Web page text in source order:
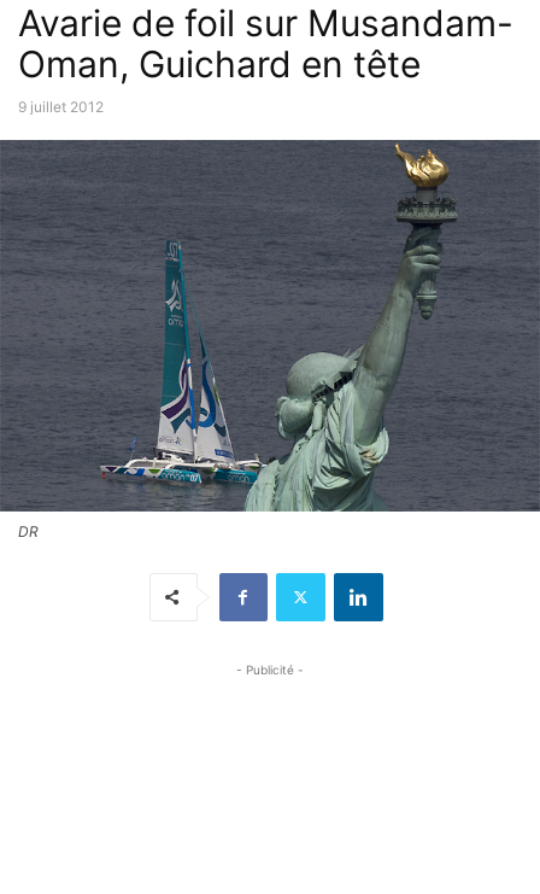
Avarie de foil sur Musandam-
Oman, Guichard en tête
9 juillet 2012
DR
- Publicité -